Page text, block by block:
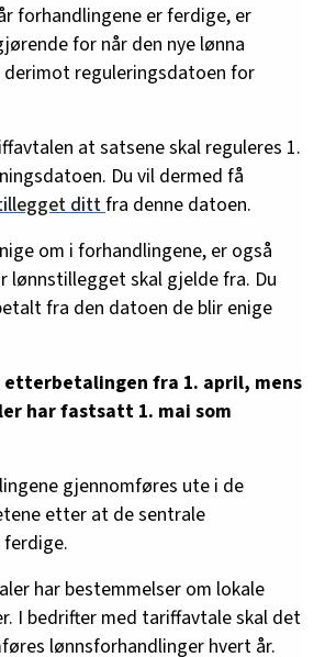
forhandlingene er ferdige, er
for når den nye lønna
reguleringsdatoen for
at satsene skal reguleres 1.
Du vil dermed få
dittfra denne datoen.
om i forhandlingene, er også
lønnstillegget skal gjelde fra. Du
fra den datoen de blir enige
etterbetalingen fra 1. april, mens
har fastsatt 1. mai som
gjennomføres ute i de
etter at de sentrale
har bestemmelser om lokale
I bedrifter med tariffavtale skal det
lønnsforhandlinger hvert år.